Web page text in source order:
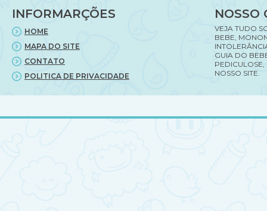
INFORMARÇÕES
HOME
MAPA DO SITE
CONTATO
POLITICA DE PRIVACIDADE
NOSSO
VEJA TUDO
BEBE,
GUIA DO
PEDICULOSE,
NOSSO SITE.